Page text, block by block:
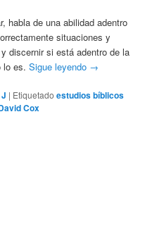
habla de una abilidad adentro
situaciones y
discernir si está adentro de la
lo es.Sigue leyendo →
J | Etiquetado estudios bíblicos
Cox